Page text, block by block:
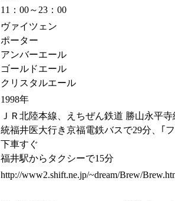
11：00～23：00
ヴァイツェン
ポーター
アンバーエール
ゴールドエール
クリスタルエール
1998年
ＪＲ北陸本線、えちぜん鉄道 勝山永平
統福井医大行き京福電鉄バスで29分、｢
下車すぐ
福井駅からタクシーで15分
http://www2.shift.ne.jp/~dream/Brew/